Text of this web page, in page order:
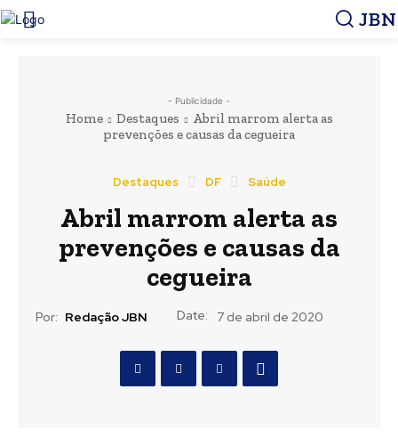
JBN
- Publicidade -
Home Destaques
Abril marrom alerta as
prevenções e causas da cegueira
Destaques DF Saúde
Abril marrom alerta as
prevenções e causas da
cegueira
Por: Redação JBN Date: 7 de abril de 2020